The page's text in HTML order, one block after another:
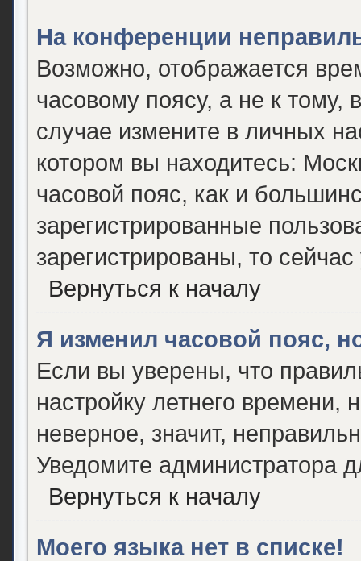
На конференции
Возможно, отображается
часовому поясу, а не к тому,
случае измените в личных
котором вы находитесь:
часовой пояс, как и
зарегистрированные
зарегистрированы, то
Вернуться к началу
Я изменил часовой пояс,
Если вы уверены, что
настройку летнего
неверное, значит,
Уведомите администратора
Вернуться к началу
Моего языка нет в списке!